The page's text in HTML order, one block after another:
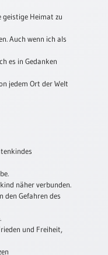
geistige Heimat zu
Auch wenn ich als
es in Gedanken
jedem Ort der Welt
näher verbunden.
den Gefahren des
und Freiheit,